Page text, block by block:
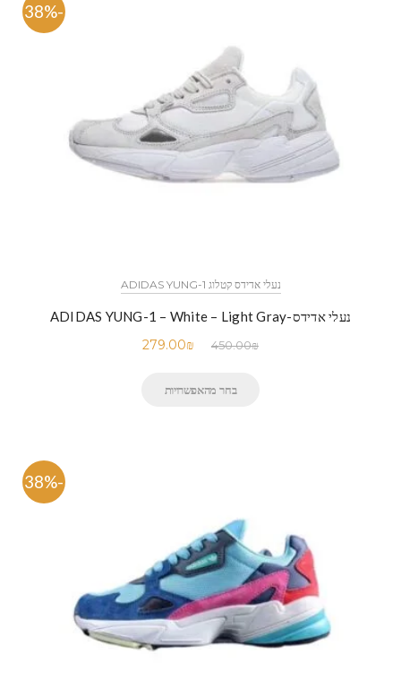
-38%
נעלי אדידס קטלוג ADIDAS YUNG-1
נעלי אדידס-ADIDAS YUNG-1 – White – Light Gray
450.00₪
279.00₪
בחר מהאפשרויות
-38%